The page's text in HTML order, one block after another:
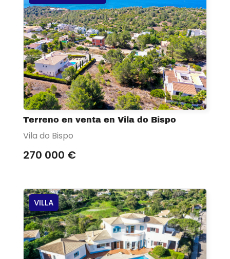
Terreno en venta en Vila do Bispo
Vila do Bispo
270 000 €
VILLA